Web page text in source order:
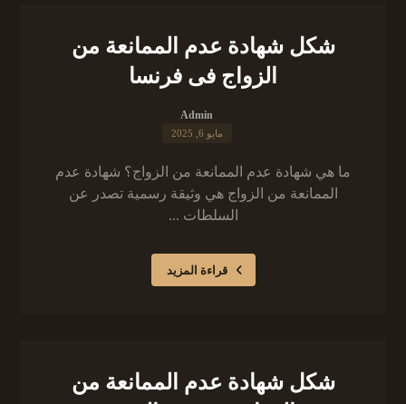
شكل شهادة عدم الممانعة من
الزواج فى فرنسا
Admin
مايو 6, 2025
ما هي شهادة عدم الممانعة من الزواج؟ شهادة عدم
الممانعة من الزواج هي وثيقة رسمية تصدر عن
السلطات ...
قراءة المزيد
شكل شهادة عدم الممانعة من